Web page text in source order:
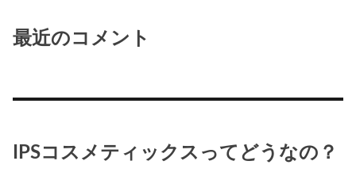
最近のコメント
IPSコスメティックスってどうなの？